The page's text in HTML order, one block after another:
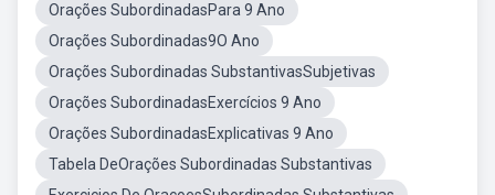
Orações SubordinadasPara 9 Ano
Orações Subordinadas9O Ano
Orações Subordinadas SubstantivasSubjetivas
Orações SubordinadasExercícios 9 Ano
Orações SubordinadasExplicativas 9 Ano
Tabela DeOrações Subordinadas Substantivas